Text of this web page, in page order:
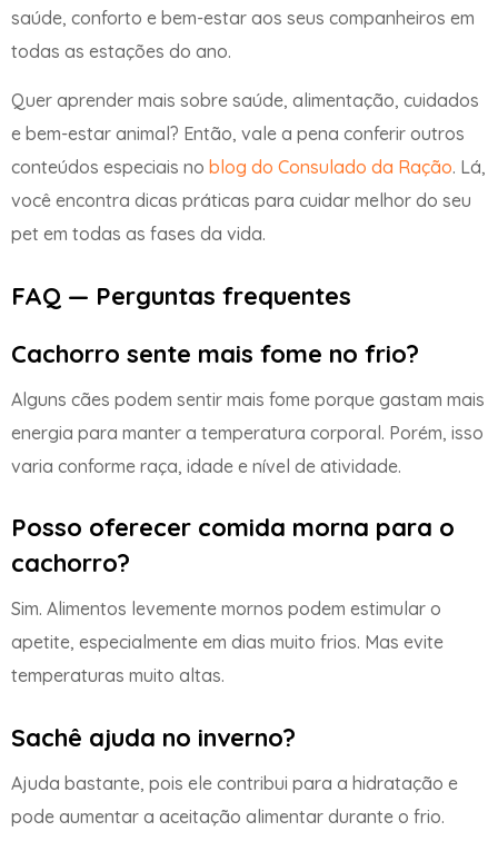
saúde, conforto e bem-estar aos seus companheiros em
todas as estações do ano.
Quer aprender mais sobre saúde, alimentação, cuidados
e bem-estar animal? Então, vale a pena conferir outros
conteúdos especiais no blog do Consulado da Ração. Lá,
você encontra dicas práticas para cuidar melhor do seu
pet em todas as fases da vida.
FAQ — Perguntas frequentes
Cachorro sente mais fome no frio?
Alguns cães podem sentir mais fome porque gastam mais
energia para manter a temperatura corporal. Porém, isso
varia conforme raça, idade e nível de atividade.
Posso oferecer comida morna para o
cachorro?
Sim. Alimentos levemente mornos podem estimular o
apetite, especialmente em dias muito frios. Mas evite
temperaturas muito altas.
Sachê ajuda no inverno?
Ajuda bastante, pois ele contribui para a hidratação e
pode aumentar a aceitação alimentar durante o frio.